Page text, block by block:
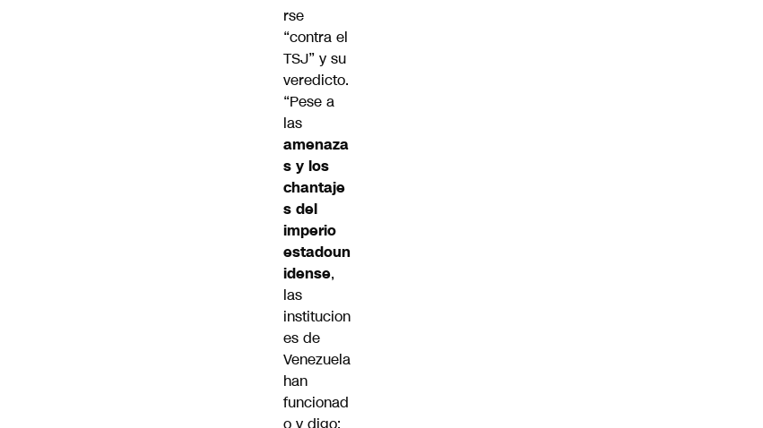
rse
“contra el
TSJ” y su
veredicto.
“Pese a
las
amenaza
s y los
chantaje
s del
imperio
estadoun
idense,
las
institucion
es de
Venezuela
han
funcionad
o y digo: